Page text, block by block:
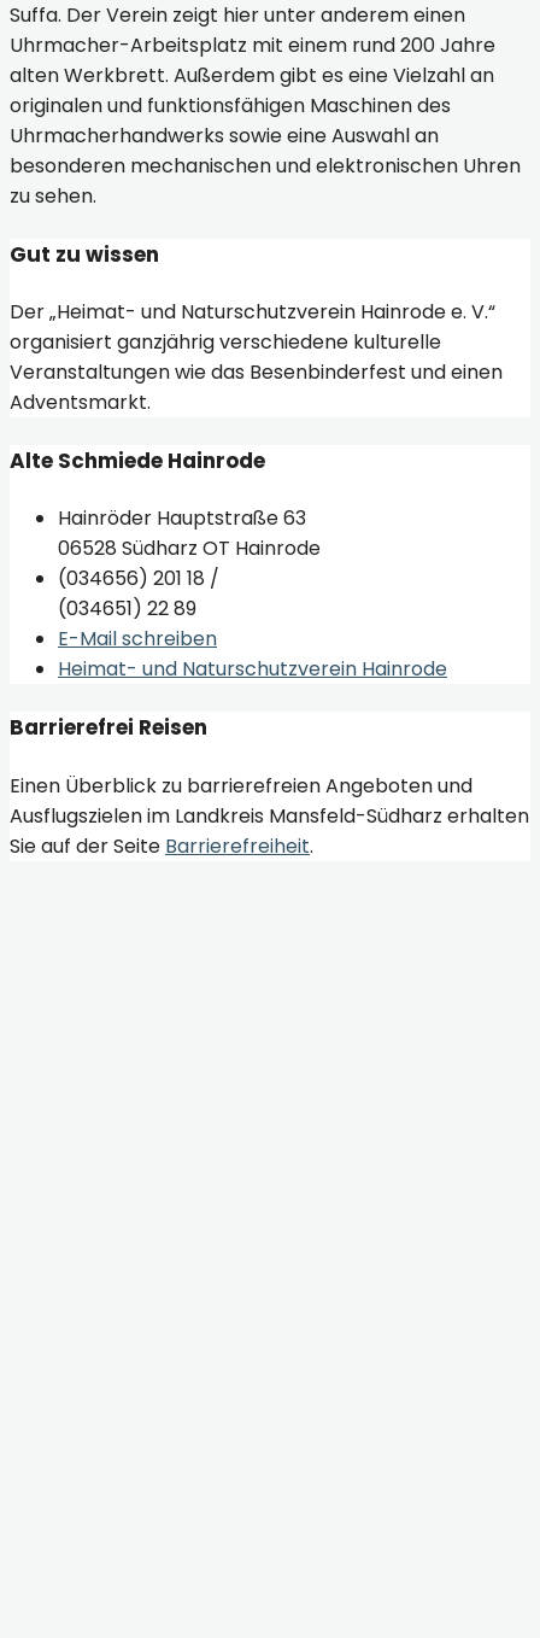
Suffa. Der Verein zeigt hier unter anderem einen
Uhrmacher-Arbeitsplatz mit einem rund 200 Jahre
alten Werkbrett. Außerdem gibt es eine Vielzahl an
originalen und funktionsfähigen Maschinen des
Uhrmacherhandwerks sowie eine Auswahl an
besonderen mechanischen und elektronischen Uhren
zu sehen.
Gut zu wissen
Der „Heimat- und Naturschutzverein Hainrode e. V.“
organisiert ganzjährig verschiedene kulturelle
Veranstaltungen wie das Besenbinderfest und einen
Adventsmarkt.
Alte Schmiede Hainrode
Hainröder Hauptstraße 63
06528 Südharz OT Hainrode
(034656) 201 18 /
(034651) 22 89
E-Mail schreiben
Heimat- und Naturschutzverein Hainrode
Barrierefrei Reisen
Einen Überblick zu barrierefreien Angeboten und
Ausflugszielen im Landkreis Mansfeld-Südharz erhalten
Sie auf der Seite Barrierefreiheit.